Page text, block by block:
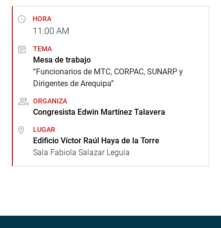
HORA
11:00 AM
TEMA
Mesa de trabajo
“Funcionarios de MTC, CORPAC, SUNARP y
Dirigentes de Arequipa”
ORGANIZA
Congresista Edwin Martínez Talavera
LUGAR
Edificio Víctor Raúl Haya de la Torre
Sala Fabiola Salazar Leguía